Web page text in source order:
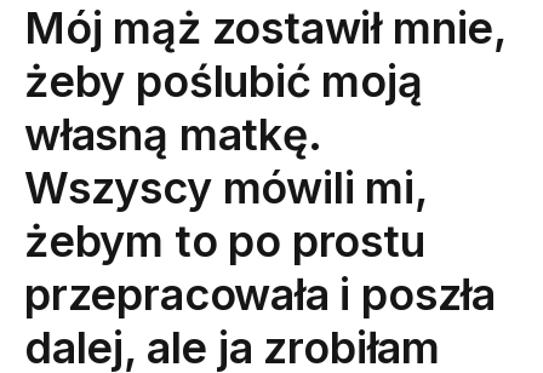
Mój mąż zostawił mnie,
żeby poślubić moją
własną matkę.
Wszyscy mówili mi,
żebym to po prostu
przepracowała i poszła
dalej, ale ja zrobiłam